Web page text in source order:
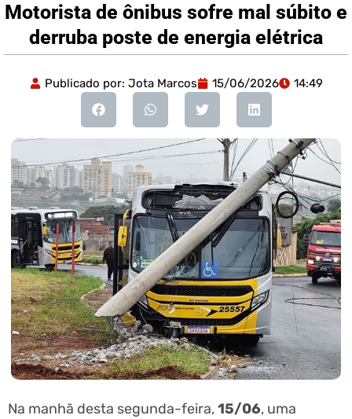
Motorista de ônibus sofre mal súbito e
derruba poste de energia elétrica
Publicado por: Jota Marcos 15/06/2026 14:49
Na manhã desta segunda-feira,15/06, uma